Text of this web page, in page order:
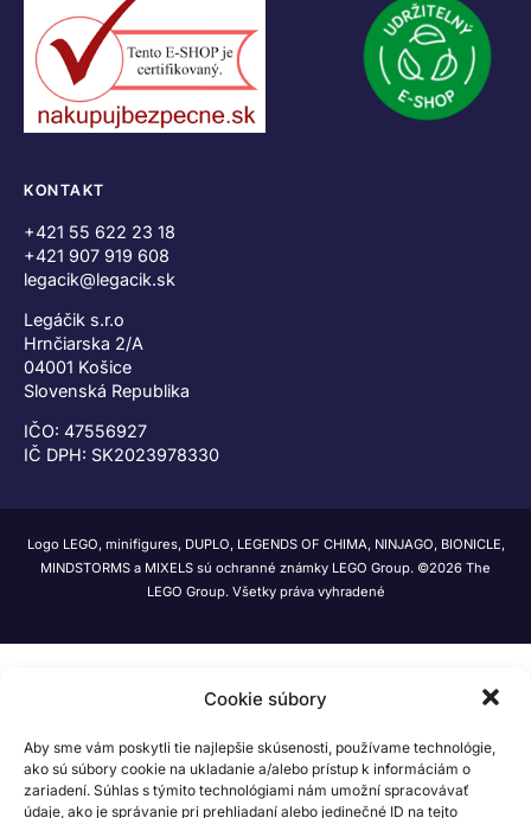
Cookie súbory
Aby sme vám poskytli tie najlepšie skúsenosti, používame technológie,
ako sú súbory cookie na ukladanie a/alebo prístup k informáciám o
zariadení. Súhlas s týmito technológiami nám umožní spracovávať
údaje, ako je správanie pri prehliadaní alebo jedinečné ID na tejto
KONTAKT
+421 55 622 23 18
+421 907 919 608
legacik@legacik.sk
Legáčik s.r.o
Hrnčiarska 2/A
04001 Košice
Slovenská Republika
IČO: 47556927
IČ DPH: SK2023978330
Logo LEGO, minifigures, DUPLO, LEGENDS OF CHIMA, NINJAGO, BIONICLE,
MINDSTORMS a MIXELS sú ochranné známky LEGO Group. ©2026 The
LEGO Group. Všetky práva vyhradené